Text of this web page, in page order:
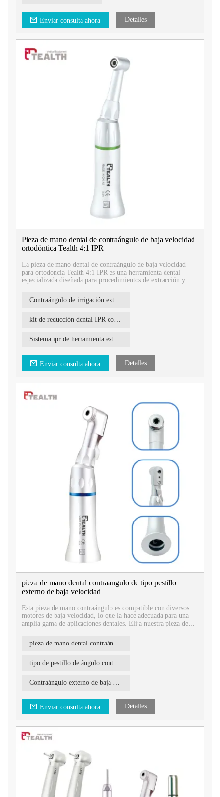
Enviar consulta ahora Detalles
Pieza de mano dental de contraángulo de baja velocidad
ortodóntica Tealth 4:1 IPR
La pieza de mano dental de contraángulo de baja velocidad
para ortodoncia Tealth 4:1 IPR es una herramienta dental
especializada diseñada para procedimientos de extracción y
dentales una herramienta confiable y eficiente para una
extracción y reducción interproximales precisas y efectivas.
Contraángulo de irrigación externa
kit de reducción dental IPR contraángulo
Sistema ipr de herramienta estriproximal interproximal alternativa 4:1
Enviar consulta ahora Detalles
pieza de mano dental contraángulo de tipo pestillo
externo de baja velocidad
Esta pieza de mano contraángulo es compatible con diversos
motores de baja velocidad, lo que la hace adecuada para una
amplia gama de aplicaciones dentales. Elija nuestra pieza de
sistema de bloqueo para un rendimiento fiable y un mayor
control durante los procedimientos dentales.
pieza de mano dental contraángulo de tipo pestillo externo de baja velocidad
tipo de pestillo de ángulo contrario
Contraángulo externo de baja velocidad
Enviar consulta ahora Detalles